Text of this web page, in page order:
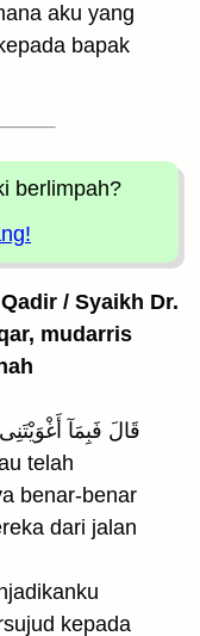
aku yang
bapak
berlimpah?
/ Syaikh Dr.
mudarris
telah
benar-benar
dari jalan
kepada